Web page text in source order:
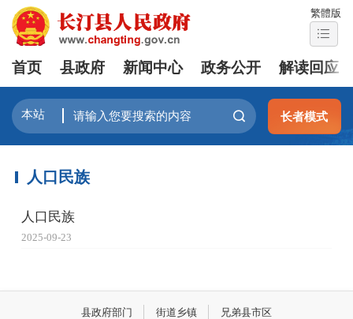
繁體版
首页 县政府 新闻中心 政务公开 解读回应
长者模式
人口民族
人口民族
2025-09-23
县政府部门 街道乡镇 兄弟县市区